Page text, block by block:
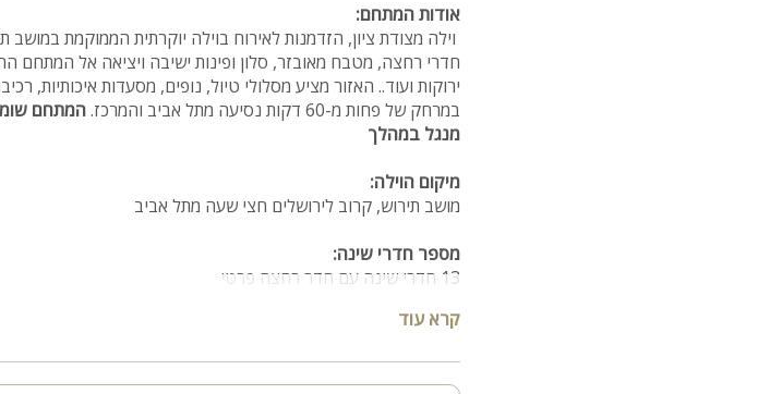
אודות המתחם:
חדרי רחצה, מטבח מאובזר, סלון ופינות ישיבה ויציאה אל המתחם
ירוקות ועוד.. האזור מציע מסלולי טיול, נופים, מסעדות איכותיות,
במרחק של פחות מ-60 דקות נסיעה מתל אביב והמרכז.
המתחם
מנגל במהלך
מיקום הוילה:
מושב תירוש, קרוב לירושלים חצי שעה מתל אביב
מספר חדרי שינה:
13 חדרי שינה עם חדר רחצה פרטי
חדר שירותים נפרד
קרא עוד